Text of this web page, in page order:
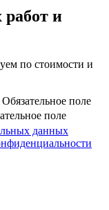
и
по стоимости и
Обязательное поле
поле
данных